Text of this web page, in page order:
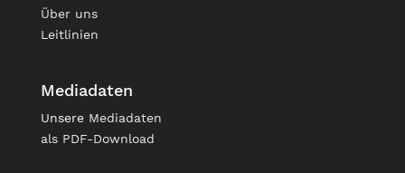
Über uns
Leitlinien
Mediadaten
Unsere Mediadaten
als PDF-Download